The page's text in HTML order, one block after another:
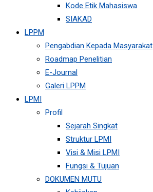
Kode Etik Mahasiswa
SIAKAD
LPPM
Pengabdian Kepada Masyarakat
Roadmap Penelitian
E-Journal
Galeri LPPM
LPMI
Profil
Sejarah Singkat
Struktur LPMI
Visi & Misi LPMI
Fungsi & Tujuan
DOKUMEN MUTU